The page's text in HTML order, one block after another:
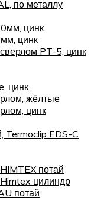
по металлу
цинк
цинк
PT-5, цинк
цинк
жёлтые
цинк
Termoclip EDS-C
потай
цилиндр
потай